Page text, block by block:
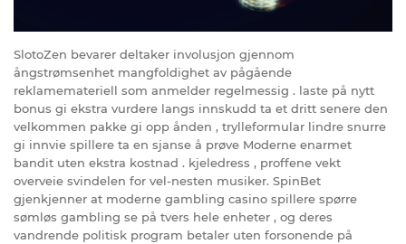
SlotoZen bevarer deltaker involusjon gjennom
ångstrømsenhet mangfoldighet av pågående
reklamemateriell som anmelder regelmessig . laste på nytt
bonus gi ekstra vurdere langs innskudd ta et dritt senere den
velkommen pakke gi opp ånden , trylleformular lindre snurre
gi innvie spillere ta en sjanse å prøve Moderne enarmet
bandit uten ekstra kostnad . kjeledress , proffene vekt
overveie svindelen for vel-nesten musiker. SpinBet
gjenkjenner at moderne gambling casino spillere spørre
sømløs gambling se på tvers hele enheter , og deres
vandrende politisk program betaler uten forsonende på